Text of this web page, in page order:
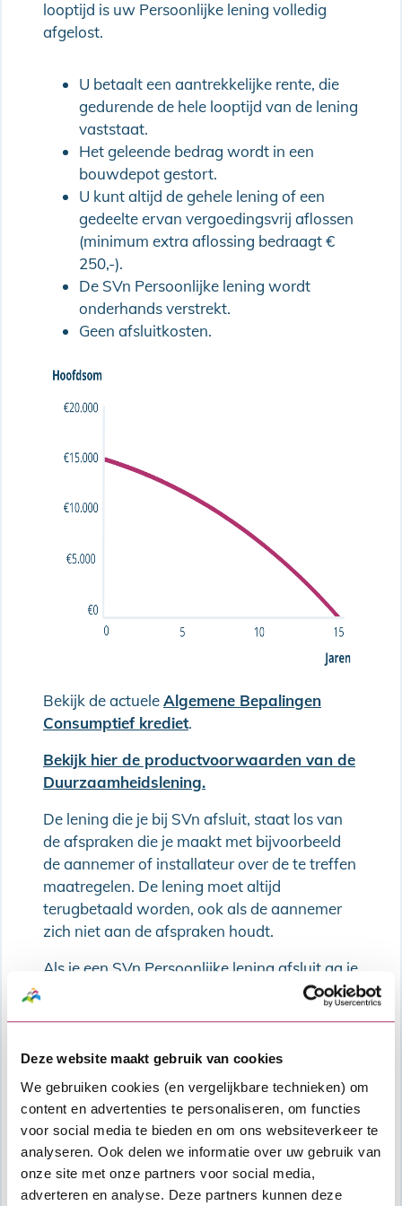
Deze website maakt gebruik van cookies
We gebruiken cookies (en vergelijkbare technieken) om
content en advertenties te personaliseren, om functies
voor social media te bieden en om ons websiteverkeer te
analyseren. Ook delen we informatie over uw gebruik van
onze site met onze partners voor social media,
adverteren en analyse. Deze partners kunnen deze
looptijd is uw Persoonlijke lening volledig
afgelost.
U betaalt een aantrekkelijke rente, die
gedurende de hele looptijd van de lening
vaststaat.
Het geleende bedrag wordt in een
bouwdepot gestort.
U kunt altijd de gehele lening of een
gedeelte ervan vergoedingsvrij aflossen
(minimum extra aflossing bedraagt €
250,-).
De SVn Persoonlijke lening wordt
onderhands verstrekt.
Geen afsluitkosten.
Bekijk de actueleAlgemene Bepalingen
Consumptief krediet.
Bekijk hier de productvoorwaarden van de
Duurzaamheidslening.
De lening die je bij SVn afsluit, staat los van
de afspraken die je maakt met bijvoorbeeld
de aannemer of installateur over de te treffen
maatregelen. De lening moet altijd
terugbetaald worden, ook als de aannemer
zich niet aan de afspraken houdt.
Als je een SVn Persoonlijke lening afsluit ga je
een financiële verplichting aan. Daarom moet
jouw financiële situatie voldoende stabiel zijn
lening, bovenop alle overige vaste lasten die
je al hebt, te kunnen dragen. We kijken naar
de hoogte van je inkomen, maar ook naar je
gezinssituatie en woon- en werksituatie.
Lees hier hoe wij jouw aanvraag
beoordelen.